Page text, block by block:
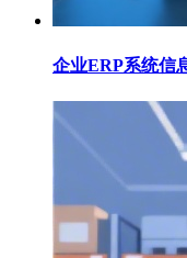
企业ERP系统信